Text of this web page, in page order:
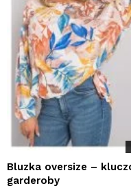
Bluzka oversize –
garderoby